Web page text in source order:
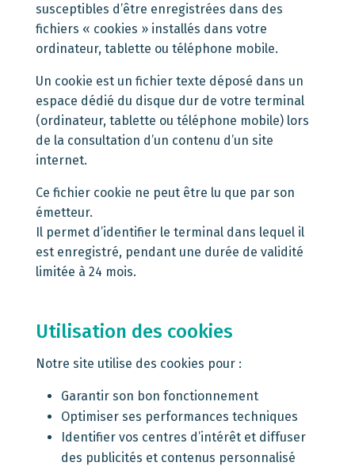
susceptibles d’être enregistrées dans des
fichiers « cookies » installés dans votre
ordinateur, tablette ou téléphone mobile.
Un cookie est un fichier texte déposé dans un
espace dédié du disque dur de votre terminal
(ordinateur, tablette ou téléphone mobile) lors
de la consultation d’un contenu d’un site
internet.
Ce fichier cookie ne peut être lu que par son
émetteur.
Il permet d’identifier le terminal dans lequel il
est enregistré, pendant une durée de validité
limitée à 24 mois.
Utilisation des cookies
Notre site utilise des cookies pour :
Garantir son bon fonctionnement
Optimiser ses performances techniques
Identifier vos centres d’intérêt et diffuser
des publicités et contenus personnalisé